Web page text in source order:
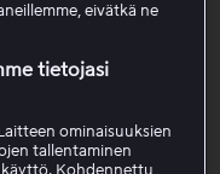
asiakastietoihin.
.
olet tehnyt
eivätkä ne
tietojasi
ominaisuuksien
tallentaminen
käyttö. Kohdennettu